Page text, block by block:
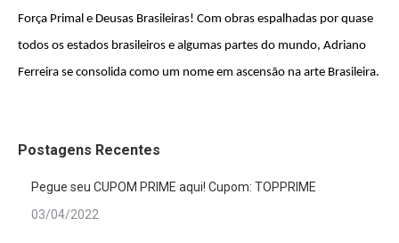
Força Primal e Deusas Brasileiras! Com obras espalhadas por quase
todos os estados brasileiros e algumas partes do mundo, Adriano
Ferreira se consolida como um nome em ascensão na arte Brasileira.
Postagens Recentes
Pegue seu CUPOM PRIME aqui! Cupom: TOPPRIME
03/04/2022